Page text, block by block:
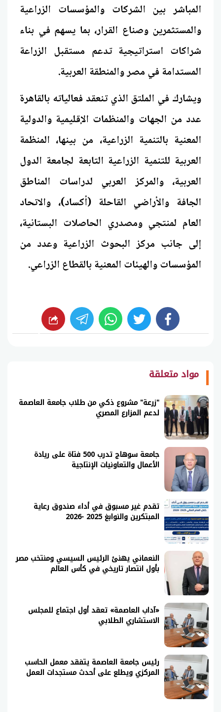
المباشر بين الشركات والمؤسسات الزراعية
والمستثمرين وصناع القرار، بما يسهم في بناء
شراكات استراتيجية تدعم مستقبل الزراعة
المستدامة في مصر والمنطقة العربية.
ويشارك في الملتق الذي تنعقد فعالياته بالقاهرة
عدد من الجهات والمنظمات الإقليمية والدولية
المعنية بالتنمية الزراعية، من بينها، المنظمة
العربية للتنمية الزراعية التابعة لجامعة الدول
العربية، والمركز العربي لدراسات المناطق
الجافة والأراضي القاحلة (أكساد)، والاتحاد
العام لمنتجي ومصدري الحاصلات البستانية،
إلى جانب مركز البحوث الزراعية وعدد من
المؤسسات والهيئات المعنية بالقطاع الزراعي.
facebook
twitter
whats شارك
مواد متعلقة
"زرعة" مشروع ذكي من طلاب جامعة العاصمة
لدعم المزارع المصري
جامعة سوهاج تدرب 500 فتاة على ريادة
الأعمال والتعاونيات الإنتاجية
تقدم غير مسبوق في أداء صندوق رعاية
المبتكرين والنوابغ 2025 -2026
النعماني يهنئ الرئيس السيسي ومنتخب مصر
بأول انتصار تاريخي في كأس العالم
«آداب العاصمة» تعقد أول اجتماع للمجلس
الاستشاري الطلابي
رئيس جامعة العاصمة يتفقد معمل الحاسب
المركزي ويطلع على أحدث مستجدات العمل